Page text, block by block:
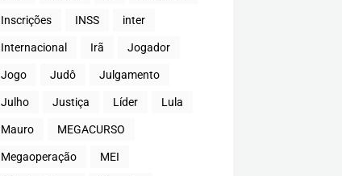
Inscrições INSS inter
Internacional Irã Jogador
Jogo Judô Julgamento
Julho Justiça Líder Lula
Mauro MEGACURSO
Megaoperação MEI